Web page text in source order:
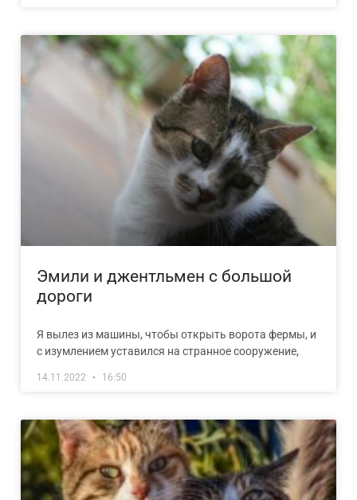
Эмили и джентльмен с большой
дороги
Я вылез из машины, чтобы открыть ворота фермы, и
с изумлением уставился на странное сооружение,
14.11.2022 16:50